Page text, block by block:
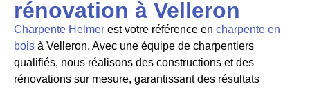
rénovation à Velleron
Charpente Helmer est votre référence en charpente en
bois à Velleron. Avec une équipe de charpentiers
qualifiés, nous réalisons des constructions et des
rénovations sur mesure, garantissant des résultats